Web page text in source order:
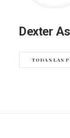
Dexter
TODAS LAS